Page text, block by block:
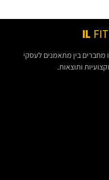
IL
מחברים בין מתאמנים לעסקי
ותוצאות.